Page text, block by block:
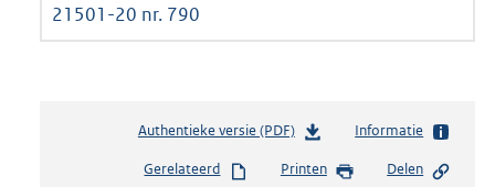
21501-20 nr. 790
Authentieke versie (PDF)b
s
Informatie
Gerelateerd Printen Delen